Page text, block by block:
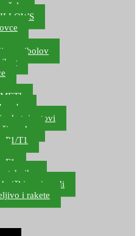
za ribolov
raketni setovi
zvuka
P1/T1
F1
proizvodi
i rakete